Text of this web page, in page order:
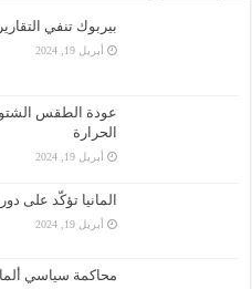
بيربوك تنفي
أبريل 19, 2024
عودة الطقس
الحرارة
أبريل 19, 2024
المانيا تؤكّد
أبريل 19, 2024
محاكمة سياسي